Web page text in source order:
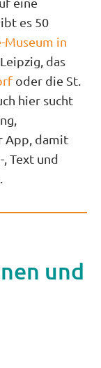
es 50
Museum in
das
oder die St.
hier sucht
App, damit
Text und
und